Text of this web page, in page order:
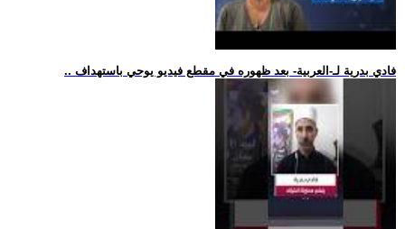
.. فادي بدرية لـ-العربية- بعد ظهوره في مقطع فيديو يوحي باستهداف